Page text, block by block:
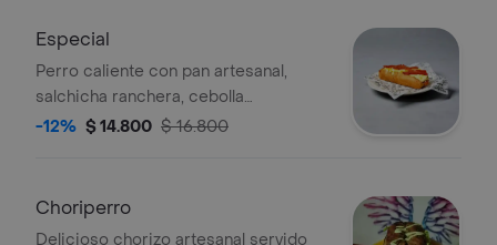
Especial
Perro caliente con pan artesanal,
salchicha ranchera, cebolla
caramelizada, ripio, tocineta, maicitos
-12% $ 14.800 $ 16.800
Choriperro
Delicioso chorizo artesanal servido